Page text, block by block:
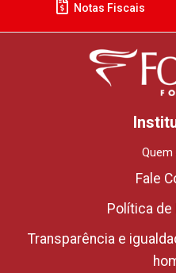
Notas Fiscais
Fale
Política de
Transparência e